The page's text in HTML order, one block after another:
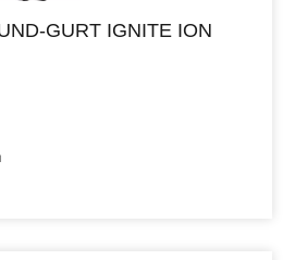
GURT IGNITE ION